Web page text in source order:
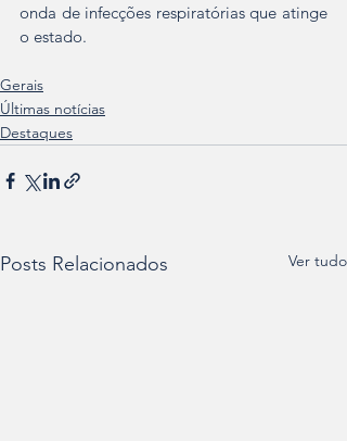
onda de infecções respiratórias que atinge
o estado.
Gerais
Últimas notícias
Destaques
Posts Relacionados Ver tudo